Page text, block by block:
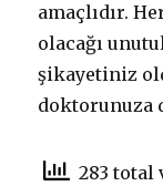
amaçlıdır.
olacağı
şikayetiniz
doktorunuza
283 total